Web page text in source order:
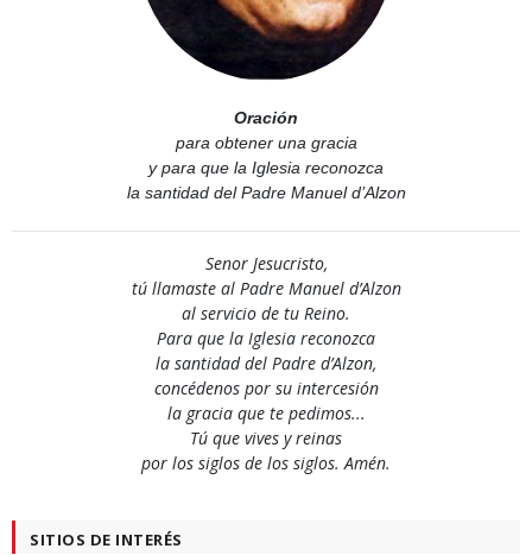
Oración
para obtener una gracia
y para que la Iglesia reconozca
la santidad del Padre Manuel d’Alzon
Senor Jesucristo,
tú llamaste al Padre Manuel d’Alzon
al servicio de tu Reino.
Para que la Iglesia reconozca
la santidad del Padre d’Alzon,
concédenos por su intercesión
la gracia que te pedimos...
Tú que vives y reinas
por los siglos de los siglos. Amén.
SITIOS DE INTERÉS